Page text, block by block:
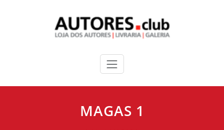
MAGAS 1